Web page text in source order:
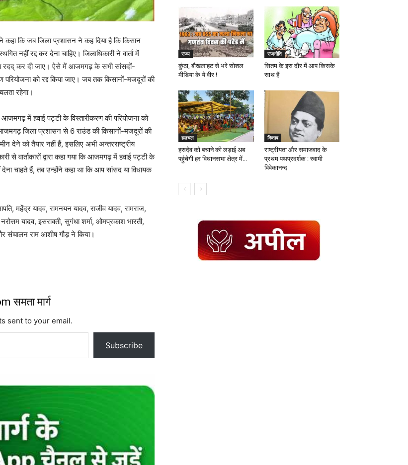
कि जब जिला प्रशासन ने कह दिया है कि किसान
नहीं रद्द कर देना चाहिए। जिलाधिकारी ने वार्ता में
रदद् कर दी जाए। ऐसे में आजमगढ़ के सभी सांसदों-
को रद्द किया जाए। जब तक किसानों-मजदूरों की
रहेगा।
आजमगढ़ में हवाई पट्टी के विस्तारीकरण की परियोजना को
जिला प्रशासन से 6 राउंड की किसानों-मजदूरों की
देने को तैयार नहीं हैं, इसलिए अभी अन्तरराष्ट्रीय
से वार्ताकारों द्वारा कहा गया कि आजमगढ़ में हवाई पट्टी के
चाहते हैं, तब उन्होंने कहा था कि आप सांसद या विधायक
महेंद्र यादव, रामनयन यादव, राजीव यादव, रामराज,
यादव, इसरावती, सुगंधा शर्मा, ओमप्रकाश भारती,
संचालन राम आशीष गौड़ ने किया।
समता मार्ग
sent to your email.
Subscribe
राज्य
कुंठा, बौखलाहट से भरे सोशल
मीडिया के ये वीर !
राजनीति
सितम के इस दौर में आप किसके
साथ हैं
हलचल
हसदेव को बचाने की लड़ाई अब
पहुंचेगी हर विधानसभा क्षेत्र में...
किताब
राष्ट्रीयता और समाजवाद के
प्रथम पथप्रदर्शक : स्वामी
विवेकानन्द